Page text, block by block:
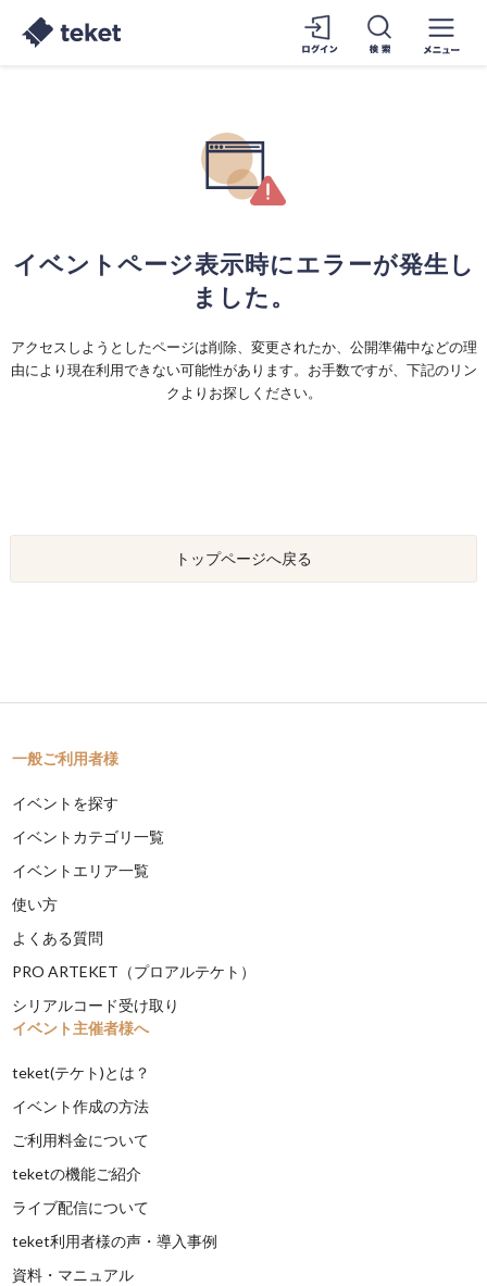
イベントページ表示時にエラーが発生し
ました。
アクセスしようとしたページは削除、変更されたか、公開準備中などの理
由により現在利用できない可能性があります。お手数ですが、下記のリン
クよりお探しください。
トップページへ戻る
一般ご利用者様
イベントを探す
イベントカテゴリ一覧
イベントエリア一覧
使い方
よくある質問
PRO ARTEKET（プロアルテケト）
シリアルコード受け取り
イベント主催者様へ
teket(テケト)とは？
イベント作成の方法
ご利用料金について
teketの機能ご紹介
ライブ配信について
teket利用者様の声・導入事例
資料・マニュアル